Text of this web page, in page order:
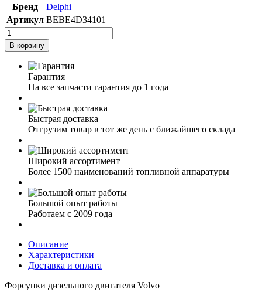
Бренд
Delphi
Артикул BEBE4D34101
В корзину
Гарантия
На все запчасти гарантия до 1 года
Быстрая доставка
Отгрузим товар в тот же день с ближайшего склада
Широкий ассортимент
Более 1500 наименований топливной аппаратуры
Большой опыт работы
Работаем с 2009 года
Описание
Характеристики
Доставка и оплата
Форсунки дизельного двигателя Volvo